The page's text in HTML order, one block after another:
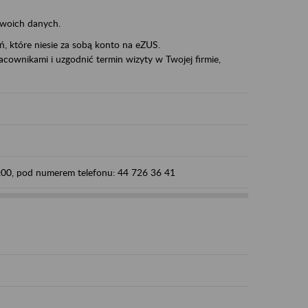
danych.
które niesie za sobą konto na eZUS.
i uzgodnić termin wizyty w Twojej firmie,
pod numerem telefonu: 44 726 36 41